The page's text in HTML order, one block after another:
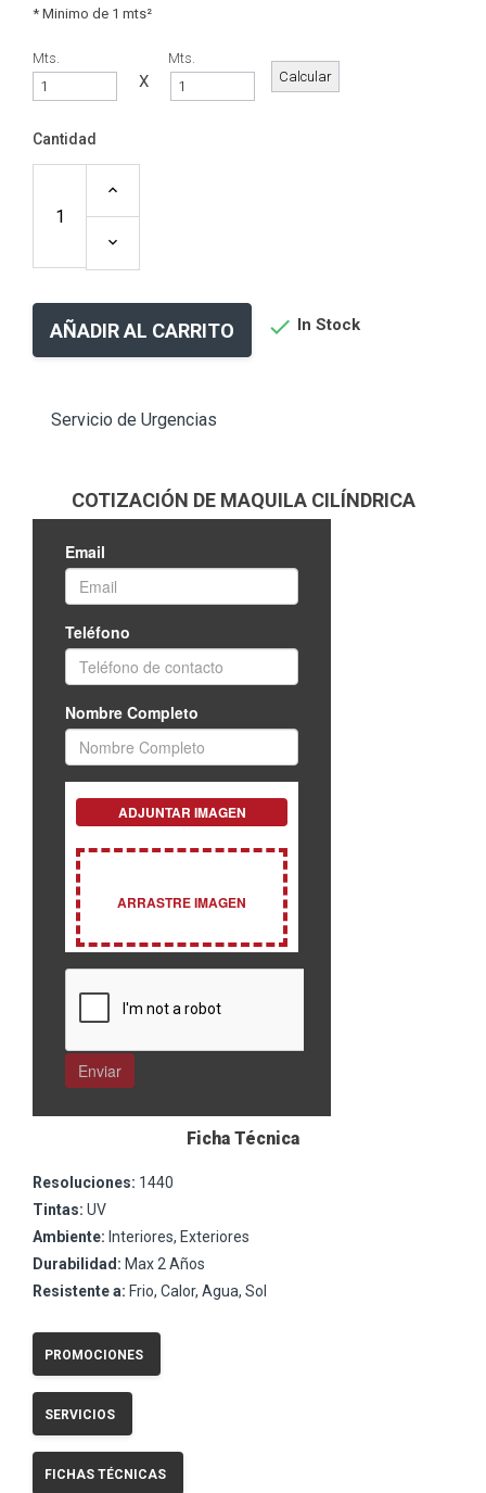
* Minimo de 1 mts²
Mts.
X
Mts.
Cantidad
AÑADIR AL CARRITO  In Stock
Servicio de Urgencias
COTIZACIÓN DE MAQUILA CILÍNDRICA
Ficha Técnica
Resoluciones: 1440
Tintas: UV
Ambiente: Interiores, Exteriores
Durabilidad: Max 2 Años
Resistente a: Frio, Calor, Agua, Sol
PROMOCIONES
SERVICIOS
FICHAS TÉCNICAS